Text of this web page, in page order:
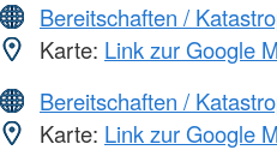
Bereitschaften /
Karte: Link zur Google
Bereitschaften /
Karte: Link zur Google